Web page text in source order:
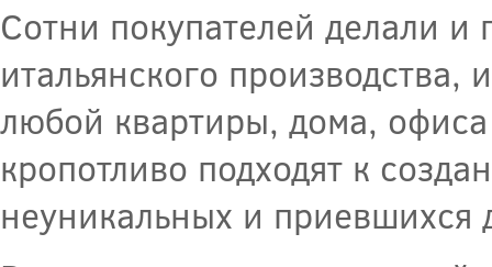
Сотни покупателей делали
итальянского производства,
любой квартиры, дома, офиса
кропотливо подходят к
неуникальных и приевшихся